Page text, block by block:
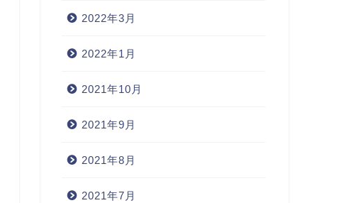
2022年3月
2022年1月
2021年10月
2021年9月
2021年8月
2021年7月